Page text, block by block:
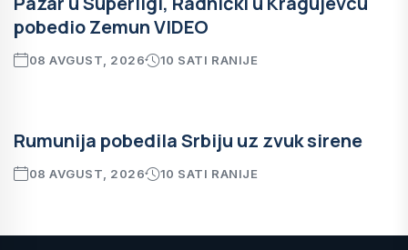
pobedio Zemun VIDEO
08 AVGUST, 2026 10 SATI RANIJE
Rumunija pobedila Srbiju uz zvuk sirene
08 AVGUST, 2026 10 SATI RANIJE